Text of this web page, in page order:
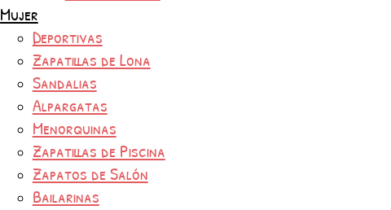
Mujer
Deportivas
Zapatillas de Lona
Sandalias
Alpargatas
Menorquinas
Zapatillas de Piscina
Zapatos de Salón
Bailarinas